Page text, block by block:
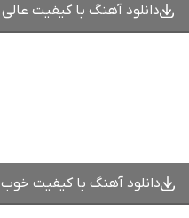
دانلود آهنگ با کیفیت عالی 320
دانلود آهنگ با کیفیت خوب 128